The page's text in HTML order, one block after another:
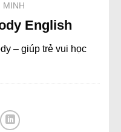
English
– giúp trẻ vui học